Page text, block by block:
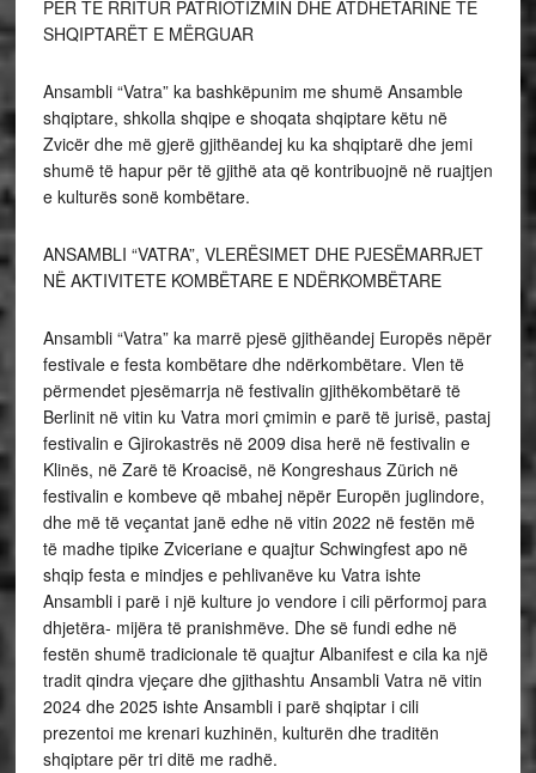
PËR TË RRITUR PATRIOTIZMIN DHE ATDHETARINË TE
SHQIPTARËT E MËRGUAR
Ansambli “Vatra” ka bashkëpunim me shumë Ansamble
shqiptare, shkolla shqipe e shoqata shqiptare këtu në
Zvicër dhe më gjerë gjithëandej ku ka shqiptarë dhe jemi
shumë të hapur për të gjithë ata që kontribuojnë në ruajtjen
e kulturës sonë kombëtare.
ANSAMBLI “VATRA”, VLERËSIMET DHE PJESËMARRJET
NË AKTIVITETE KOMBËTARE E NDËRKOMBËTARE
Ansambli “Vatra” ka marrë pjesë gjithëandej Europës nëpër
festivale e festa kombëtare dhe ndërkombëtare. Vlen të
përmendet pjesëmarrja në festivalin gjithëkombëtarë të
Berlinit në vitin ku Vatra mori çmimin e parë të jurisë, pastaj
festivalin e Gjirokastrës në 2009 disa herë në festivalin e
Klinës, në Zarë të Kroacisë, në Kongreshaus Zürich në
festivalin e kombeve që mbahej nëpër Europën juglindore,
dhe më të veçantat janë edhe në vitin 2022 në festën më
të madhe tipike Zviceriane e quajtur Schwingfest apo në
shqip festa e mindjes e pehlivanëve ku Vatra ishte
Ansambli i parë i një kulture jo vendore i cili përformoj para
dhjetëra- mijëra të pranishmëve. Dhe së fundi edhe në
festën shumë tradicionale të quajtur Albanifest e cila ka një
tradit qindra vjeçare dhe gjithashtu Ansambli Vatra në vitin
2024 dhe 2025 ishte Ansambli i parë shqiptar i cili
prezentoi me krenari kuzhinën, kulturën dhe traditën
shqiptare për tri ditë me radhë.